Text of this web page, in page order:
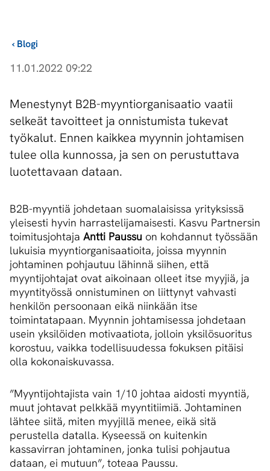
Blogi
›
11.01.2022 09:22
Menestynyt B2B-myyntiorganisaatio vaatii
selkeät tavoitteet ja onnistumista tukevat
työkalut. Ennen kaikkea myynnin johtamisen
tulee olla kunnossa, ja sen on perustuttava
luotettavaan dataan.
B2B-myyntiä johdetaan suomalaisissa yrityksissä
yleisesti hyvin harrastelijamaisesti. Kasvu Partnersin
toimitusjohtaja Antti Paussu on kohdannut työssään
lukuisia myyntiorganisaatioita, joissa myynnin
johtaminen pohjautuu lähinnä siihen, että
myyntijohtajat ovat aikoinaan olleet itse myyjiä, ja
myyntityössä onnistuminen on liittynyt vahvasti
henkilön persoonaan eikä niinkään itse
toimintatapaan. Myynnin johtamisessa johdetaan
usein yksilöiden motivaatiota, jolloin yksilösuoritus
korostuu, vaikka todellisuudessa fokuksen pitäisi
olla kokonaiskuvassa.
”Myyntijohtajista vain 1/10 johtaa aidosti myyntiä,
muut johtavat pelkkää myyntitiimiä. Johtaminen
lähtee siitä, miten myyjillä menee, eikä sitä
perustella datalla. Kyseessä on kuitenkin
kassavirran johtaminen, jonka tulisi pohjautua
dataan, ei mutuun”, toteaa Paussu.